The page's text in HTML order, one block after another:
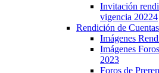
Invitación
vigencia 20224
Rendición de
Imágenes
Imágenes
2023
Foros de